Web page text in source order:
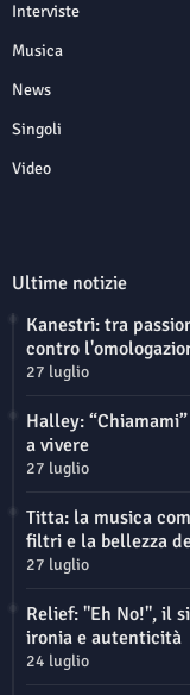
Interviste
Musica
News
Singoli
Video
Ultime notizie
Kanestri: tra
contro
27 luglio
Halley:
a vivere
27 luglio
Titta: la musica
filtri e la bellezza
27 luglio
Relief: "Eh No!", il
ironia e autenticità
24 luglio